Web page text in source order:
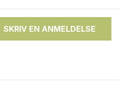
SKRIV EN ANMELDELSE